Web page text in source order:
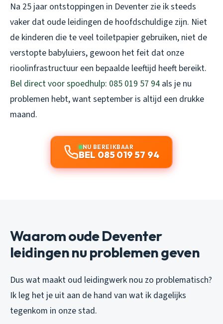
Na 25 jaar ontstoppingen in Deventer zie ik steeds
vaker dat oude leidingen de hoofdschuldige zijn. Niet
de kinderen die te veel toiletpapier gebruiken, niet de
verstopte babyluiers, gewoon het feit dat onze
rioolinfrastructuur een bepaalde leeftijd heeft bereikt.
Bel direct voor spoedhulp: 085 019 57 94 als je nu
problemen hebt, want september is altijd een drukke
maand.
NU BEREIKBAAR
BEL 085 019 57 94
Waarom oude Deventer
leidingen nu problemen geven
Dus wat maakt oud leidingwerk nou zo problematisch?
Ik leg het je uit aan de hand van wat ik dagelijks
tegenkom in onze stad.